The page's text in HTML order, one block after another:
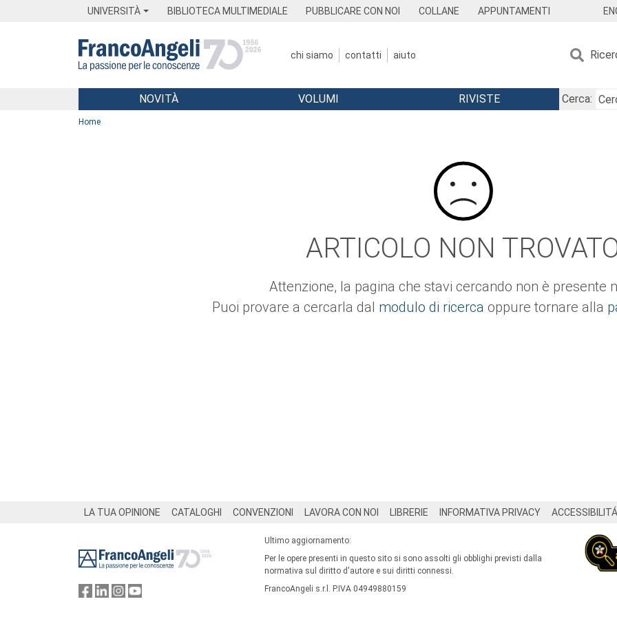
UNIVERSITÀ BIBLIOTECA MULTIMEDIALE PUBBLICARE CON NOI COLLANE APPUNTAMENTI
chi siamo contatti aiuto
Menu
NOVITÀ VOLUMI RIVISTE
Cerca:
Home
ARTICOLO NON
Attenzione, la pagina che stavi cercando non è presente
Puoi provare a cercarla dal modulo di ricerca oppure tornare alla
LA TUA OPINIONE CATALOGHI CONVENZIONI LAVORA CON NOI LIBRERIE INFORMATIVA PRIVACY ACCESSIBILITÁ
Ultimo aggiornamento:
Per le opere presenti in questo sito si sono assolti gli obblighi previsti dalla
normativa sul diritto d'autore e sui diritti connessi.
FrancoAngeli s.r.l. P.IVA 04949880159